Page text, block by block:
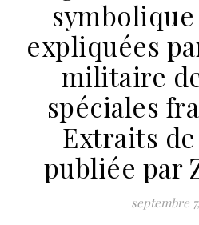
expliquées
militaire
spéciales
Extraits
publiée par
septembre